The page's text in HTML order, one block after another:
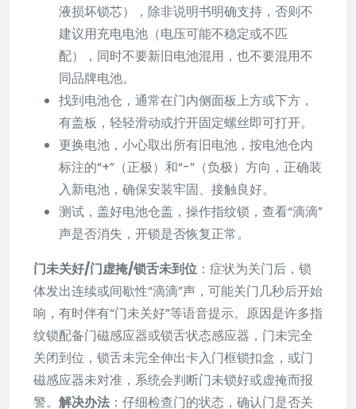
液损坏锁芯），除非说明书明确支持，否则不
建议用充电电池（电压可能不稳定或不匹
配），同时不要新旧电池混用，也不要混用不
同品牌电池。
找到电池仓，通常在门内侧面板上方或下方，
有盖板，轻轻滑动或拧开固定螺丝即可打开。
更换电池，小心取出所有旧电池，按电池仓内
标注的“+”（正极）和“-”（负极）方向，正确装
入新电池，确保安装牢固、接触良好。
测试，盖好电池仓盖，操作指纹锁，查看“滴滴”
声是否消失，开锁是否恢复正常。
门未关好/门虚掩/锁舌未到位 ：症状为关门后，锁
体发出连续或间歇性“滴滴”声，可能关门几秒后开始
响，有时伴有“门未关好”等语音提示。原因是许多指
纹锁配备门磁感应器或锁舌状态感应器，门未完全
关闭到位，锁舌未完全伸出卡入门框锁扣盒，或门
磁感应器未对准，系统会判断门未锁好或虚掩而报
警。 解决办法 ：仔细检查门的状态，确认门是否关